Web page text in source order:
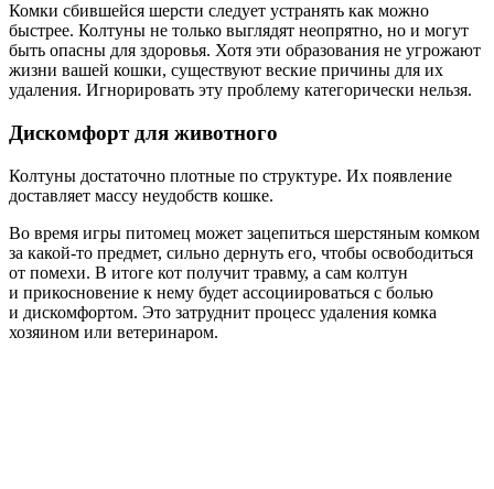
Комки сбившейся шерсти следует устранять как можно
быстрее. Колтуны не только выглядят неопрятно, но и могут
быть опасны для здоровья. Хотя эти образования не угрожают
жизни вашей кошки, существуют веские причины для их
удаления. Игнорировать эту проблему категорически нельзя.
Дискомфорт для животного
Колтуны достаточно плотные по структуре. Их появление
доставляет массу неудобств кошке.
Во время игры питомец может зацепиться шерстяным комком
за какой-то предмет, сильно дернуть его, чтобы освободиться
от помехи. В итоге кот получит травму, а сам колтун
и прикосновение к нему будет ассоциироваться с болью
и дискомфортом. Это затруднит процесс удаления комка
хозяином или ветеринаром.